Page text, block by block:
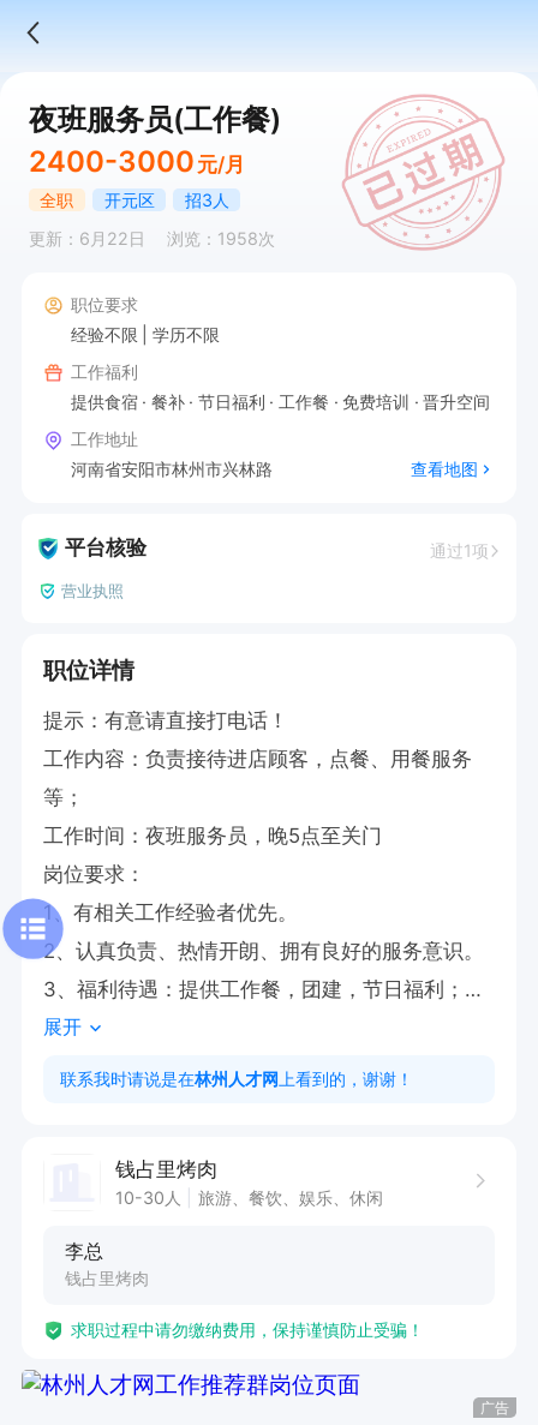
夜班服务员(工作餐)
2400-3000 元/月
全职 开元区
招3人
更新：6月22日
浏览：1958次
职位要求
经验不限
学历不限
工作福利
提供食宿
餐补 节日福利 工作餐 免费培训
晋升空间
工作地址
河南省安阳市林州市兴林路
查看地图
平台核验 通过1项
营业执照
职位详情
提示：有意请直接打电话！
工作内容：负责接待进店顾客，点餐、用餐服务
等；
工作时间：夜班服务员，晚5点至关门
岗位要求：
1、有相关工作经验者优先。
2、认真负责、热情开朗、拥有良好的服务意识。
3、福利待遇：提供工作餐，团建，节日福利；
有意可直接打电话！
展开
联系我时请说是在林州人才网 上看到的，谢谢！
钱占里烤肉
10-30人 旅游、餐饮、娱乐、休闲
李总
钱占里烤肉
求职过程中请勿缴纳费用，保持谨慎防止受骗！
广告